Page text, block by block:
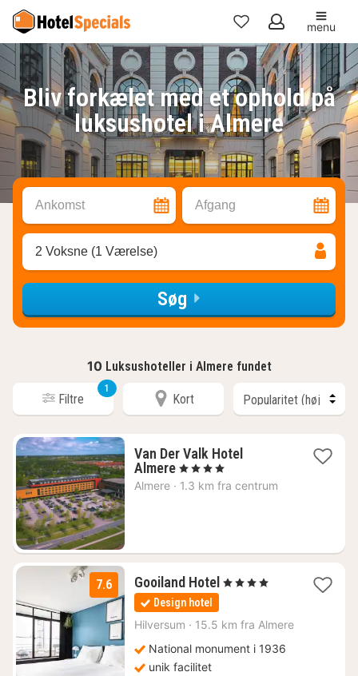
Mine
favoritter
menu
Bliv forkælet med et ophold på
luksushotel i Almere
Ankomst Afgang
2 Voksne (1 Værelse)
Søg
10 Luksushoteller i Almere fundet
Filtre
1
Kort
Van Der Valk Hotel
Almere1
nat
, 4 Stjerner
Almere · 1.3 km fra centrum
7.6 Gooiland Hotel 1
972
, 4 Stjerner
Design hotel
Hilversum · 15.5 km fra Almere
National monument i 1936
unik facilitet